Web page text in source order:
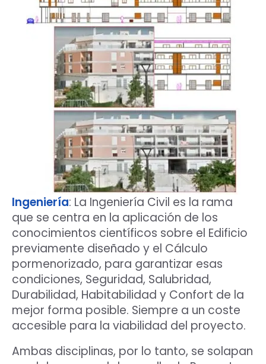
Ingeniería: La Ingeniería Civil es la rama
que se centra en la aplicación de los
conocimientos científicos sobre el Edificio
previamente diseñado y el Cálculo
pormenorizado, para garantizar esas
condiciones, Seguridad, Salubridad,
Durabilidad, Habitabilidad y Confort de la
mejor forma posible. Siempre a un coste
accesible para la viabilidad del proyecto.
Ambas disciplinas, por lo tanto, se solapan